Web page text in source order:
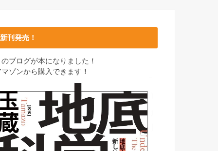
新刊発売！
のブログが本になりました！
マゾンから購入できます！